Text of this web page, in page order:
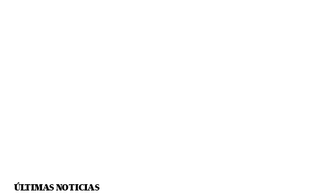
ÚLTIMAS NOTICIAS